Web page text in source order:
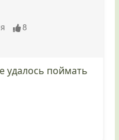
8
удалось поймать